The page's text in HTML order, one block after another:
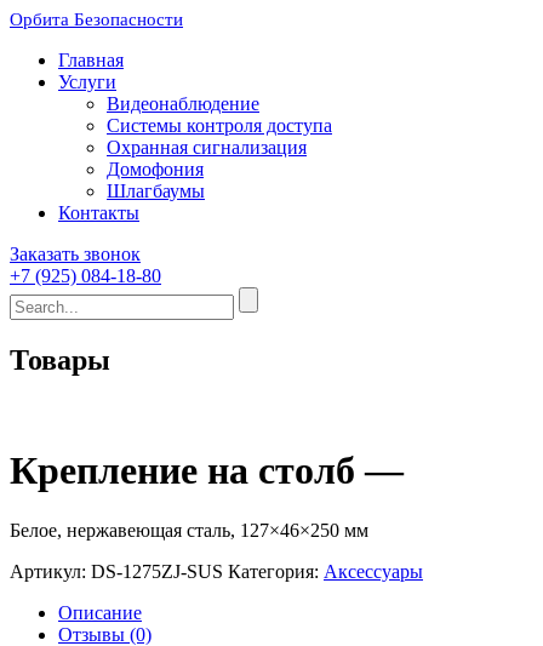
Орбита Безопасности
Главная
Услуги
Видеонаблюдение
Системы контроля доступа
Охранная сигнализация
Домофония
Шлагбаумы
Контакты
Заказать звонок
+7 (925) 084-18-80
Товары
Крепление на столб —
Белое, нержавеющая сталь, 127×46×250 мм
Артикул: DS-1275ZJ-SUS Категория: Аксессуары
Описание
Отзывы (0)